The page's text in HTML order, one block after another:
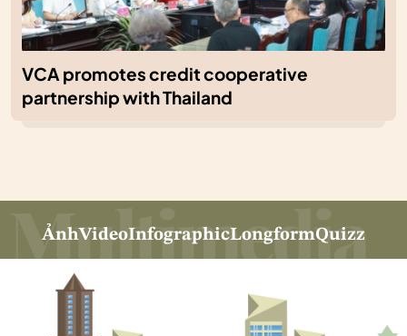
VCA promotes credit cooperative
partnership with Thailand
ẢnhVideoInfographicLongformQuizz